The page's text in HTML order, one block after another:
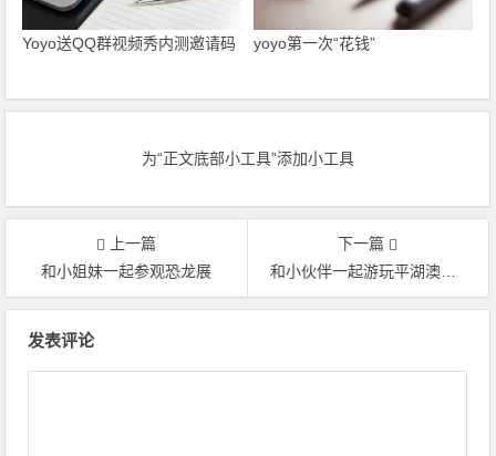
Yoyo送QQ群视频秀内测邀请码 yoyo第一次“花钱”
为“正文底部小工具”添加小工具
上一篇
和小姐妹一起参观恐龙展
下一篇
和小伙伴一起游玩平湖澳多奇农庄和海盐三毛乐园
发表评论